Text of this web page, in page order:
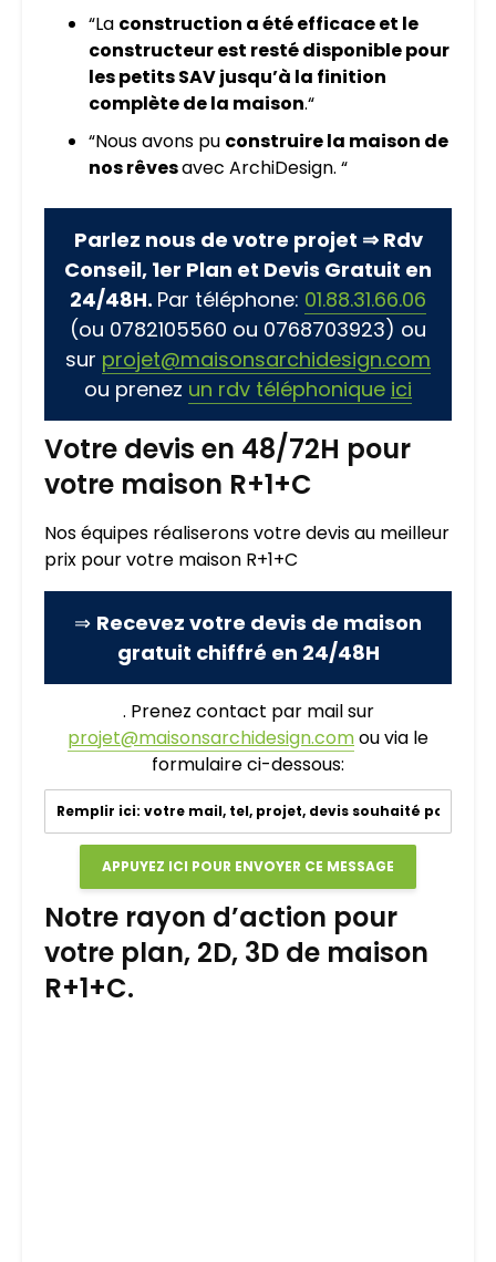
“La construction a été efficace et le
constructeur est resté disponible pour
les petits SAV jusqu’à la finition
complète de la maison.“
“Nous avons pu construire la maison de
nos rêvesavec ArchiDesign. “
Parlez nous de votre projet ⇒ Rdv
Conseil, 1er Plan et Devis Gratuit en
24/48H. Par téléphone: 01.88.31.66.06
(ou 0782105560 ou 0768703923) ou
sur projet@maisonsarchidesign.com
ou prenez un rdv téléphonique ici
Votre devis en 48/72H pour
votre maison R+1+C
Nos équipes réaliserons votre devis au meilleur
prix pour votre maison R+1+C
⇒ Recevez votre devis de maison
gratuit chiffré en 24/48H
. Prenez contact par mail sur
projet@maisonsarchidesign.comou via le
formulaire ci-dessous:
Notre rayon d’action pour
votre plan, 2D, 3D de maison
R+1+C.